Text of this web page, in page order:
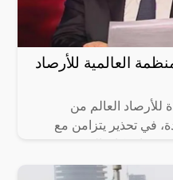
العالمية للأرصاد
للأرصاد العالم من
في تحذير يتزامن مع